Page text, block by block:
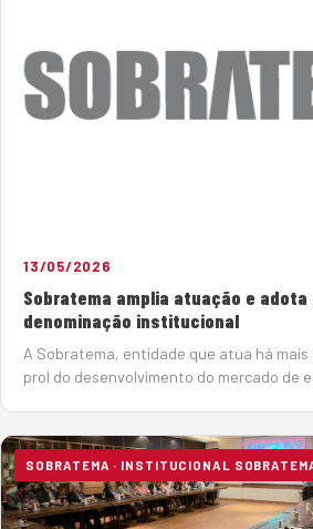
13/05/2026
Sobratema amplia atuação e adota
denominação institucional
A Sobratema, entidade que atua há mais
prol do desenvolvimento do mercado de
Gestão d…
SOBRATEMA · INSTITUCIONAL